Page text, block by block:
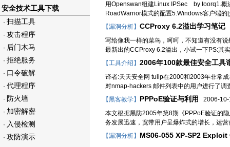
安全技术工具下载
· 扫描工具
· 攻击程序
· 后门木马
· 拒绝服务
· 口令破解
· 代理程序
· 防火墙
· 加密解密
· 入侵检测
· 攻防演示
用Openswan组建Linux IPSec by toorq1.
RoadWarrior模式的配置5.Windows客户端的[
【漏洞分析】 CCProxy 6.2溢出学习笔记
写给像我一样的菜鸟，呵呵，不知道有没有
最新出的CCProxy 6.2溢出，小试一下PS:其
【工具介绍】 2006年100款最佳安全工具
译者:天天安全网 tulip在2000和2003年非常
对nmap-hackers 邮件列表中的用户进行了
【黑客教学】 PPPoE验证与利用
2006-10-
本文根据黑防2005年第8期《PPPoE验证的
务发展迅速，宽带用户呈爆炸式的增长，运
【漏洞分析】 MS06-055 XP-SP2